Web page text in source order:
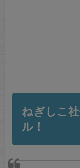
ねぎしこ
ル！